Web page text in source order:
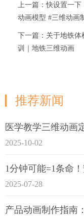
上一篇：快设置一
动画模型 #三维动画
下一篇：关于地铁
训｜地铁三维动画
推荐新闻
医学教学三维动画
2025-10-02
2025-07-28
产品动画制作指南